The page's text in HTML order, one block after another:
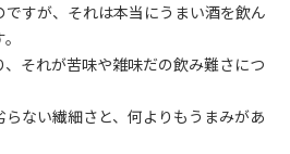
すが、それは本当にうまい酒を飲ん
それが苦味や雑味だの飲み難さにつ
ない繊細さと、何よりもうまみがあ